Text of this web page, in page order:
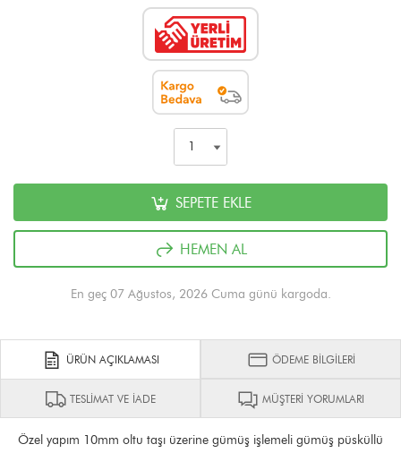
SEPETE EKLE
HEMEN AL
En geç 07 Ağustos, 2026 Cuma günü kargoda.
ÜRÜN AÇIKLAMASI ÖDEME BİLGİLERİ
TESLİMAT VE İADE MÜŞTERİ YORUMLARI
Özel yapım 10mm oltu taşı üzerine gümüş işlemeli gümüş püsküllü